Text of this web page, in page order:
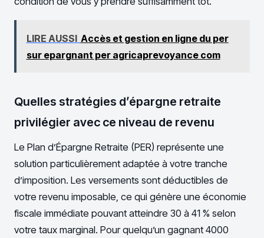
LIRE AUSSI Accès et gestion en ligne du per
sur epargnant per agricaprevoyance com
Quelles stratégies d’épargne retraite
privilégier avec ce niveau de revenu
Le Plan d’Épargne Retraite (PER) représente une
solution particulièrement adaptée à votre tranche
d’imposition. Les versements sont déductibles de
votre revenu imposable, ce qui génère une économie
fiscale immédiate pouvant atteindre 30 à 41 % selon
votre taux marginal. Pour quelqu’un gagnant 4000